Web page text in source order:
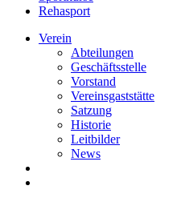
Rehasport
Verein
Abteilungen
Geschäftsstelle
Vorstand
Vereinsgaststätte
Satzung
Historie
Leitbilder
News